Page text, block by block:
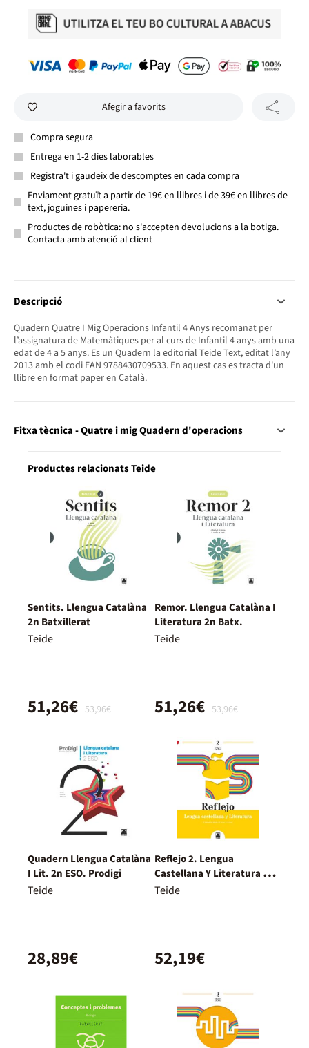
Afegir a favorits
Compra segura
Entrega en 1-2 dies laborables
Registra't i gaudeix de descomptes en cada compra
Enviament gratuït a partir de 19€ en llibres i de 39€ en llibres de
text, joguines i papereria.
Productes de robòtica: no s'accepten devolucions a la botiga.
Contacta amb atenció al client
Descripció
Quadern Quatre I Mig Operacions Infantil 4 Anys recomanat per
l’assignatura de Matemàtiques per al curs de Infantil 4 anys amb una
edat de 4 a 5 anys. Es un Quadern la editorial Teide Text, editat l’any
2013 amb el codi EAN 9788430709533. En aquest cas es tracta d'un
llibre en format paper en Català.
Fitxa tècnica - Quatre i mig Quadern d'operacions
Productes relacionats Teide
Sentits. Llengua Catalàna
2n Batxillerat
Teide
53,96€
51,26€
Remor. Llengua Catalàna I
Literatura 2n Batx.
Teide
53,96€
51,26€
Quadern Llengua Catalàna
I Lit. 2n ESO. Prodigi
Teide
28,89€
Reflejo 2. Lengua
Castellana Y Literatura 2º
ESO
Teide
52,19€